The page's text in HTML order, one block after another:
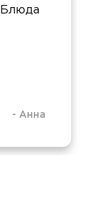
Блюда
- Анна